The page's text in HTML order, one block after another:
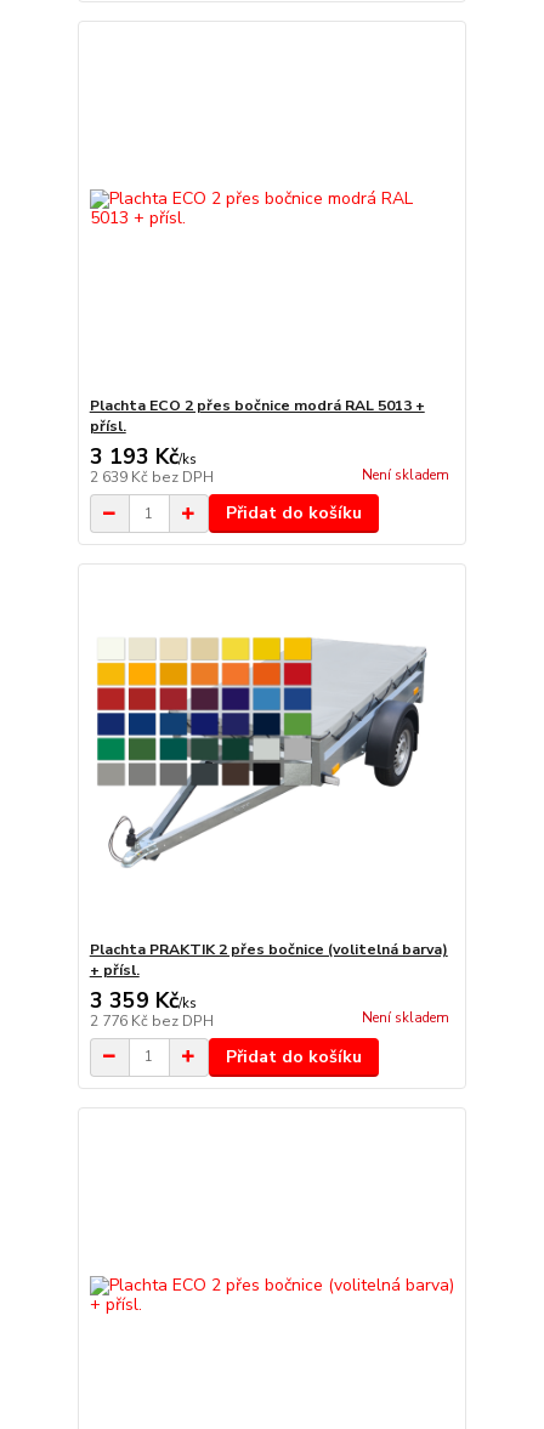
Plachta ECO 2 přes bočnice modrá RAL 5013 +
přísl.
3 193 Kč/ks
2 639 Kč bez DPH Není skladem
Přidat do košíku
Plachta PRAKTIK 2 přes bočnice (volitelná barva)
+ přísl.
3 359 Kč/ks
2 776 Kč bez DPH Není skladem
Přidat do košíku